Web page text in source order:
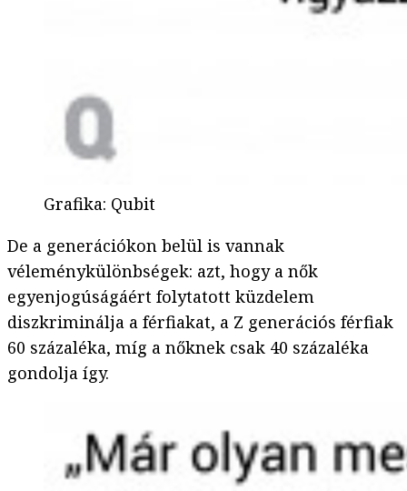
Grafika: Qubit
De a generációkon belül is vannak
véleménykülönbségek: azt, hogy a nők
egyenjogúságáért folytatott küzdelem
diszkriminálja a férfiakat, a Z generációs férfiak
60 százaléka, míg a nőknek csak 40 százaléka
gondolja így.